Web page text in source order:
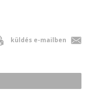
küldés e-mailben